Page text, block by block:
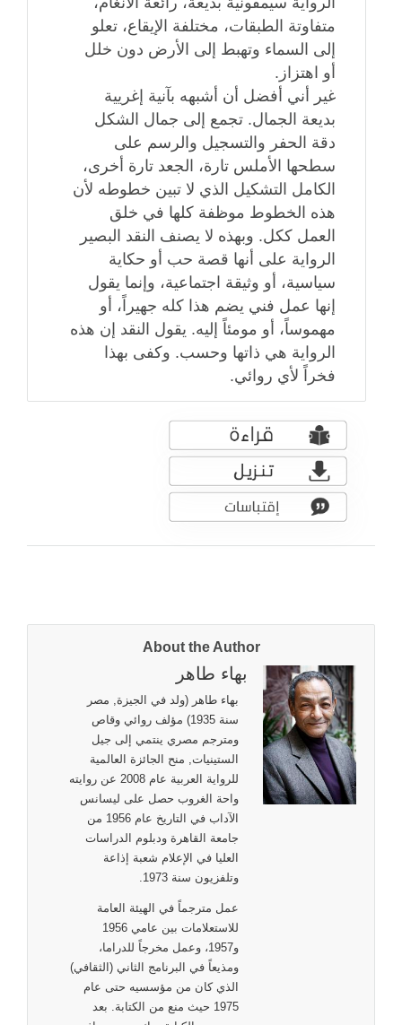
متفاوتة الطبقات، مختلفة الإيقاع، تعلو
إلى السماء وتهبط إلى الأرض دون خلل
أو اهتزاز.
غير أني أفضل أن أشبهه بآنية إغريية
بديعة الجمال. تجمع إلى جمال الشكل
دقة الحفر والتسجيل والرسم على
سطحها الأملس تارة، الجعد تارة أخرى،
الكامل التشكيل الذي لا تبين خطوطه لأن
هذه الخطوط موظفة كلها في خلق
العمل ككل. وبهذه لا يصنف النقد البصير
الرواية على أنها قصة حب أو حكاية
سياسية، أو وثيقة اجتماعية، وإنما يقول
إنها عمل فني يضم هذا كله جهيراً، أو
مهموساً، أو مومئاً إليه. يقول النقد إن هذه
الرواية هي ذاتها وحسب. وكفى بهذا
فخراً لأي روائي.
About the Author
بهاء طاهر
بهاء طاهر (ولد في الجيزة, مصر
سنة 1935) مؤلف روائي وقاص
ومترجم مصري ينتمي إلى جيل
الستينيات, منح الجائزة العالمية
للرواية العربية عام 2008 عن روايته
واحة الغروب حصل على ليسانس
الآداب في التاريخ عام 1956 من
جامعة القاهرة ودبلوم الدراسات
العليا في الإعلام شعبة إذاعة
وتلفزيون سنة 1973.
عمل مترجماً في الهيئة العامة
للاستعلامات بين عامي 1956
و1957، وعمل مخرجاً للدراما،
ومذيعاً في البرنامج الثاني (الثقافي)
الذي كان من مؤسسيه حتى عام
1975 حيث منع من الكتابة. بعد